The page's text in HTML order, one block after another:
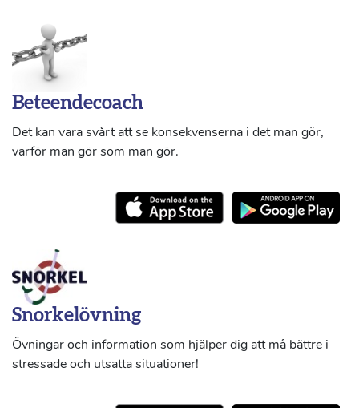
Beteendecoach
Det kan vara svårt att se konsekvenserna i det man gör,
varför man gör som man gör.
Snorkelövning
Övningar och information som hjälper dig att må bättre i
stressade och utsatta situationer!